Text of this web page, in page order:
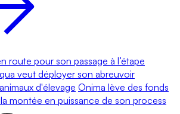
route pour son passage à l’étape
veut déployer son abreuvoir
d'élevage Onima lève des fonds
montée en puissance de son process